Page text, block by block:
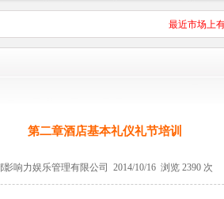
最近市场上
第二章酒店基本礼仪礼节培训
影响力娱乐管理有限公司 2014/10/16 浏览 2390 次